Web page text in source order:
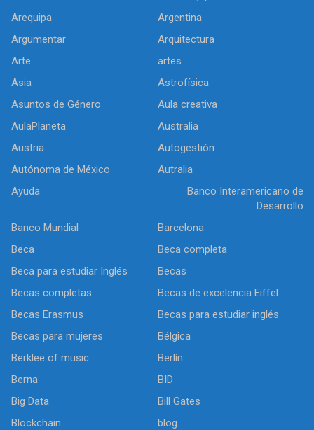
Arequipa
Argentina
Argumentar
Arquitectura
Arte
artes
Asia
Astrofísica
Asuntos de Género
Aula creativa
AulaPlaneta
Australia
Austria
Autogestión
Autónoma de México
Autralia
Ayuda
Banco Interamericano de
Desarrollo
Banco Mundial
Barcelona
Beca
Beca completa
Beca para estudiar Inglés
Becas
Becas completas
Becas de excelencia Eiffel
Becas Erasmus
Becas para estudiar inglés
Becas para mujeres
Bélgica
Berklee of music
Berlín
Berna
BID
Big Data
Bill Gates
Blockchain
blog